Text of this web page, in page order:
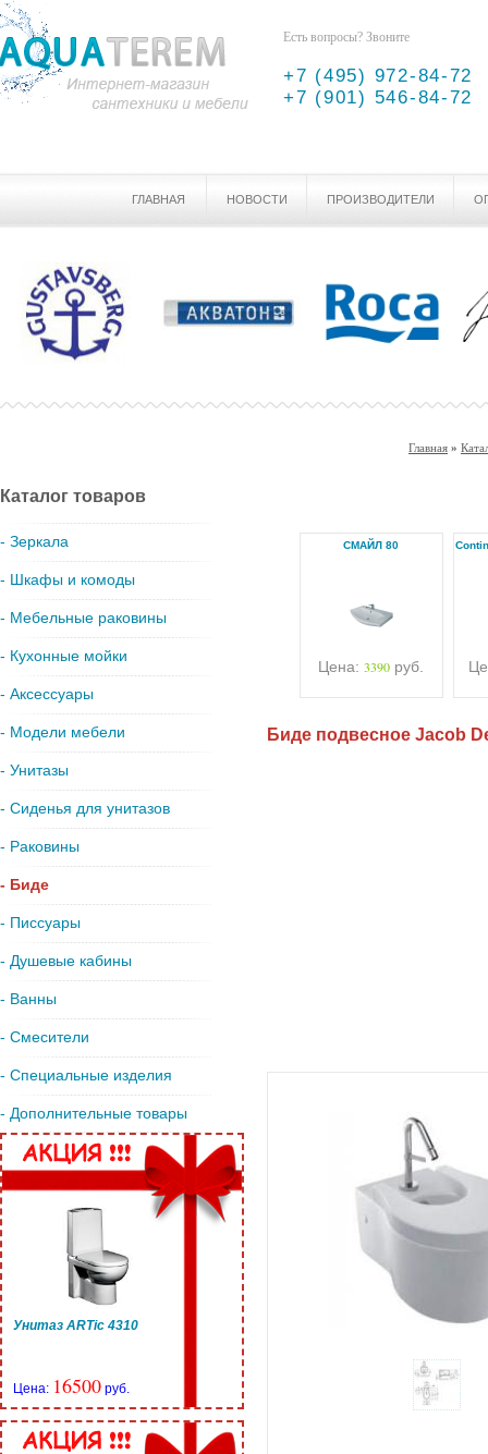
Есть вопросы? Звоните
+7 (495) 972-84-72
+7 (901) 546-84-72
ГЛАВНАЯ НОВОСТИ ПРОИЗВОДИТЕЛИ
Главная »
Каталог товаров
- Зеркала
- Шкафы и комоды
- Мебельные раковины
- Кухонные мойки
- Аксессуары
- Модели мебели
- Унитазы
- Сиденья для унитазов
- Раковины
- Биде
- Писсуары
- Душевые кабины
- Ванны
- Смесители
- Специальные изделия
- Дополнительные товары
Унитаз ARTic 4310
Цена: 16500 руб.
СМАЙЛ 80
Цена: 3390 руб.
Биде подвесное Jacob